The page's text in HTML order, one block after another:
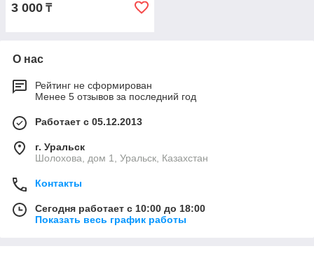
3 000 ₸
О нас
Рейтинг не сформирован
Менее 5 отзывов за последний год
Работает с 05.12.2013
г. Уральск
Шолохова, дом 1, Уральск, Казахстан
Контакты
Сегодня работает с 10:00 до 18:00
Показать весь график работы